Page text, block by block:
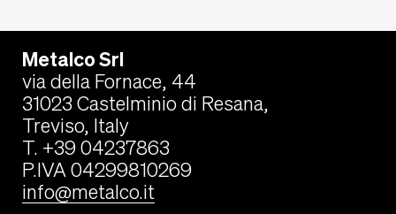
Metalco Srl
via della Fornace, 44
31023 Castelminio di Resana,
Treviso, Italy
T. +39 04237863
P.IVA 04299810269
info@metalco.it